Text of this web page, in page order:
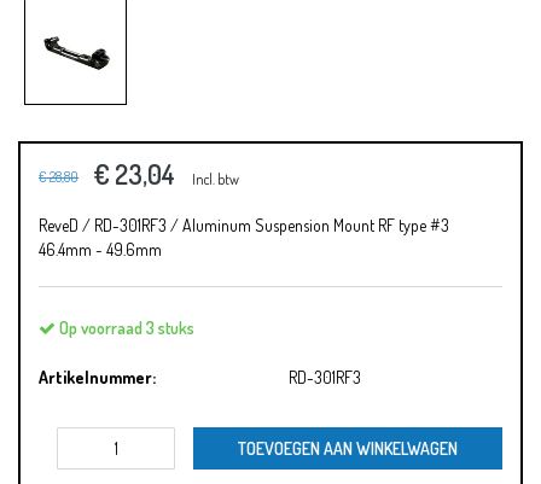
€ 28,80 € 23,04 Incl. btw
ReveD / RD-301RF3 / Aluminum Suspension Mount RF type #3
46.4mm ~ 49.6mm
Op voorraad 3 stuks
Artikelnummer: RD-301RF3
TOEVOEGEN AAN WINKELWAGEN